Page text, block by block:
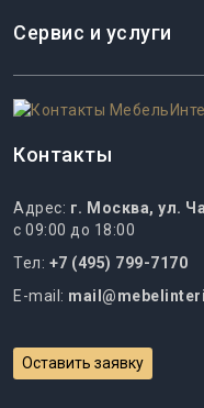
Сервис и услуги
Контакты
Адрес: г. Москва, ул.
с 09:00 до 18:00
Тел: +7 (495) 799-7170
E-mail:
Оставить заявку